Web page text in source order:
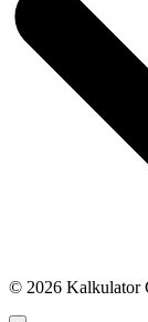
© 2026 Kalkulator